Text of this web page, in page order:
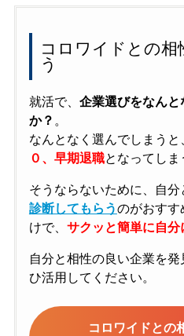
コロワイドとの相
う
就活で、 企業選びをなん
か？ 。
なんとなく選んでしまう
０、早期退職となってしま
そうならないために、自
診断してもらうのがおすす
けで、 サクッと簡単に自
自分と相性の良い企業を
ひ活用してください。
コロワイドとの